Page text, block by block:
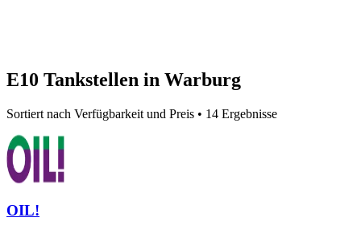
E10 Tankstellen in Warburg
Sortiert nach Verfügbarkeit und Preis • 14 Ergebnisse
OIL!